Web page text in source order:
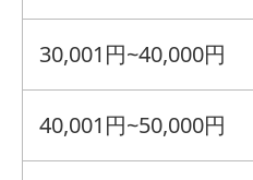
30,001円~40,000円
40,001円~50,000円